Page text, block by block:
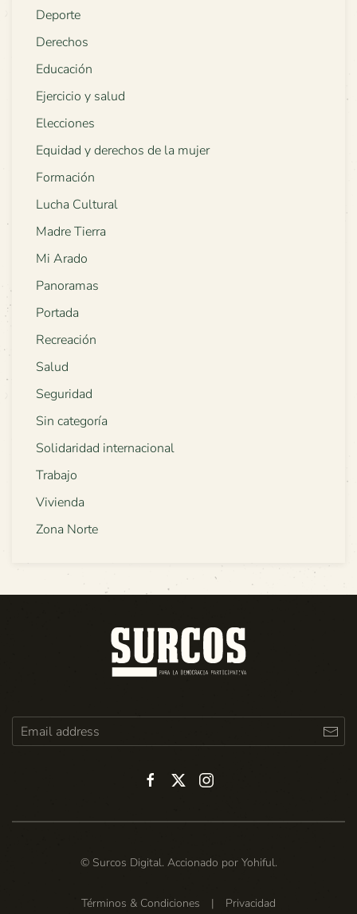
Deporte
Derechos
Educación
Ejercicio y salud
Elecciones
Equidad y derechos de la mujer
Formación
Lucha Cultural
Madre Tierra
Mi Arado
Panoramas
Portada
Recreación
Salud
Seguridad
Sin categoría
Solidaridad internacional
Trabajo
Vivienda
Zona Norte
© Surcos Digital. Accionado por Yohiful.
Términos & Condiciones | Privacidad